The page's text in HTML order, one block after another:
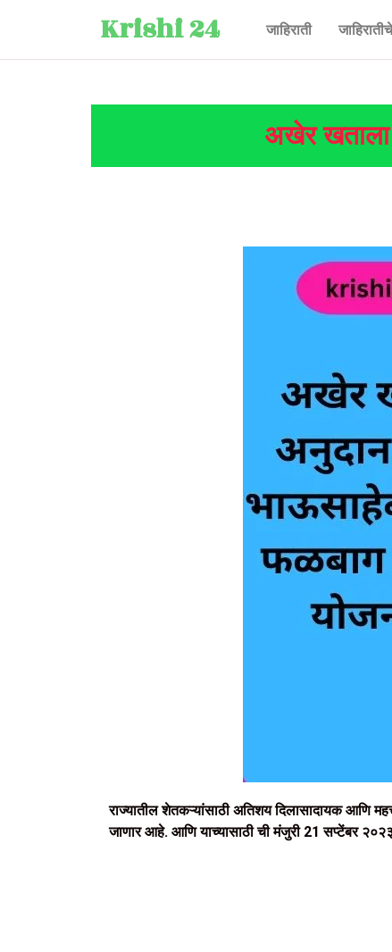
Krishi 24 जाहिराती
अखेर
राज्यातील शेतकऱ्यांसाठी अतिशय दिलासादायक आणि
जाणार आहे. आणि याच्यासाठी ची मंजुरी 21 सप्टेंबर